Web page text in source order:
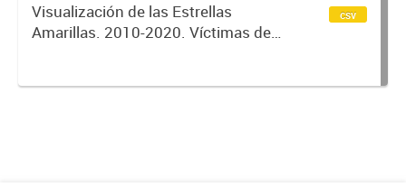
Visualización de las Estrellas
Amarillas. 2010-2020. Víctimas de
csv